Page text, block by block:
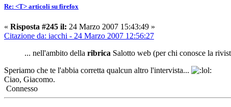
Re: <T> articoli su firefox
« Risposta #245 il: 24 Marzo 2007 15:43:49 »
Citazione da: iacchi - 24 Marzo 2007 12:56:27
... nell'ambito della ribrica Salotto web (per chi conosce la
Speriamo che te l'abbia corretta qualcun altro l'intervista...
Ciao, Giacomo.
Connesso